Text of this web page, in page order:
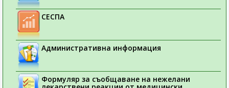
СЕСПА
Административна информация
Формуляр за съобщаване на нежелани